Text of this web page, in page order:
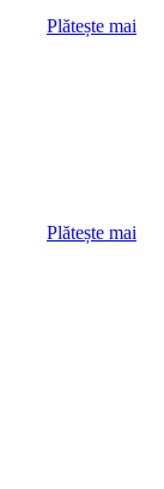
Plătește mai
Plătește mai